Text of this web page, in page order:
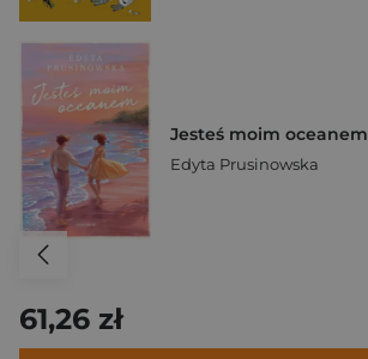
Jesteś moim oceanem
Edyta Prusinowska
61,26 zł